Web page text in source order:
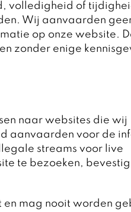
volledigheid of
Wij aanvaarden
op onze website.
zonder enige
naar websites die wij
aanvaarden voor de
streams voor live
te bezoeken,
mag nooit worden